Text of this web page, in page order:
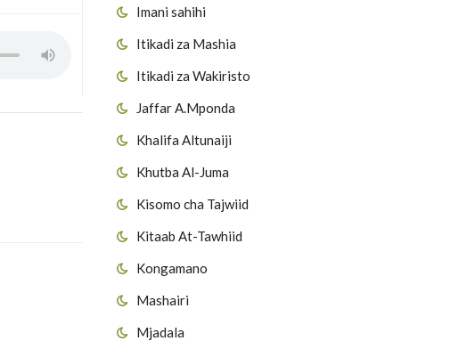
Imani sahihi
Itikadi za Mashia
Itikadi za Wakiristo
Jaffar A.Mponda
Khalifa Altunaiji
Khutba Al-Juma
Kisomo cha Tajwiid
Kitaab At-Tawhiid
Kongamano
Mashairi
Mjadala